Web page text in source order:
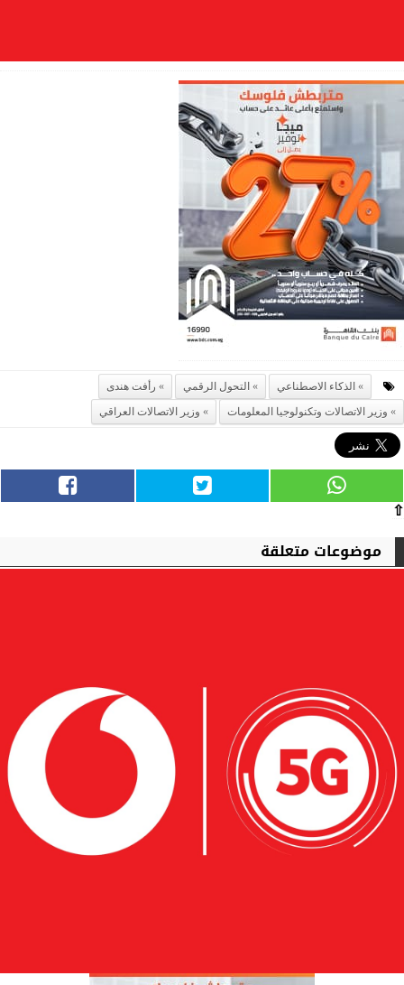
الذكاء الاصطناعي التحول الرقمي
رأفت هندى
وزير الاتصالات وتكنولوجيا المعلومات
وزير الاتصالات العراقي
⇧
موضوعات متعلقة